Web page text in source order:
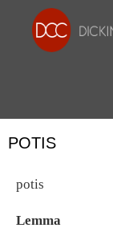
POTIS
potis
Lemma